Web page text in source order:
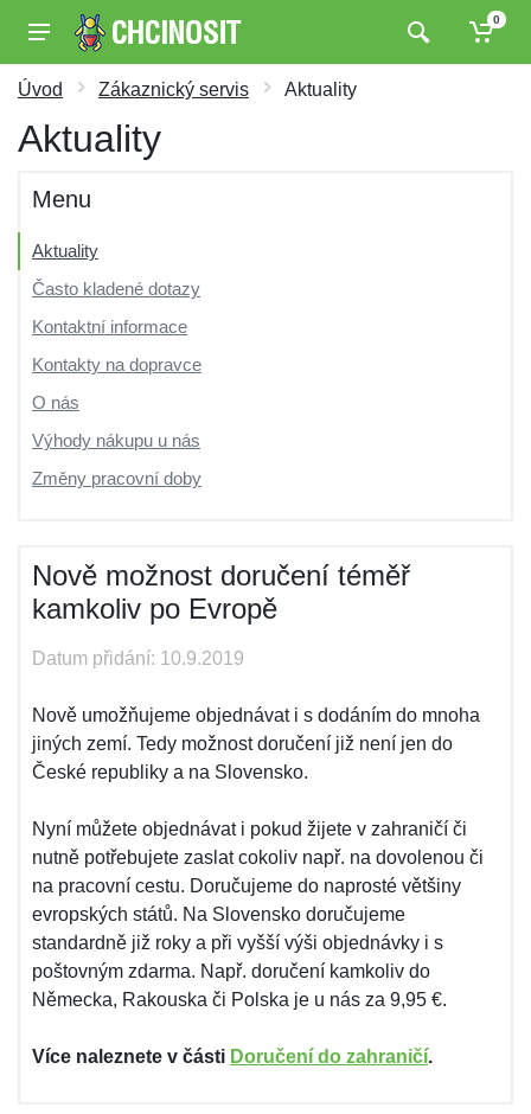
0
Úvod Zákaznický servis Aktuality
Aktuality
Menu
Aktuality
Často kladené dotazy
Kontaktní informace
Kontakty na dopravce
O nás
Výhody nákupu u nás
Změny pracovní doby
Nově možnost doručení téměř
kamkoliv po Evropě
Datum přidání: 10.9.2019
Nově umožňujeme objednávat i s dodáním do mnoha
jiných zemí. Tedy možnost doručení již není jen do
České republiky a na Slovensko.
Nyní můžete objednávat i pokud žijete v zahraničí či
nutně potřebujete zaslat cokoliv např. na dovolenou či
na pracovní cestu. Doručujeme do naprosté většiny
evropských států. Na Slovensko doručujeme
standardně již roky a při vyšší výši objednávky i s
poštovným zdarma. Např. doručení kamkoliv do
Německa, Rakouska či Polska je u nás za 9,95 €.
Více naleznete v části Doručení do zahraničí.